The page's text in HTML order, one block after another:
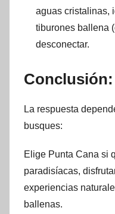
aguas cristalinas,
tiburones ballena
desconectar.
La respuesta
busques:
Elige Punta Cana si
paradisíacas,
experiencias
ballenas.